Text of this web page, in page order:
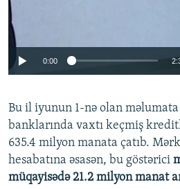
0:00
Bu il iyunun 1-nə olan
banklarında vaxtı keçmiş
635.4 milyon manata çatıb.
hesabatına əsasən, bu göstərici
müqayisədə 21.2 milyon manat